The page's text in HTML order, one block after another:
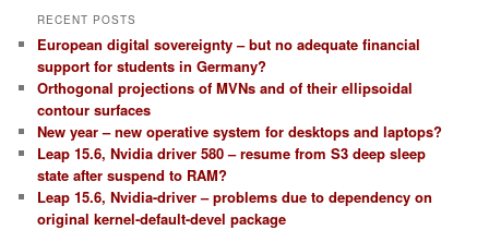
RECENT POSTS
European digital sovereignty – but no adequate financial
support for students in Germany?
Orthogonal projections of MVNs and of their ellipsoidal
contour surfaces
New year – new operative system for desktops and laptops?
Leap 15.6, Nvidia driver 580 – resume from S3 deep sleep
state after suspend to RAM?
Leap 15.6, Nvidia-driver – problems due to dependency on
original kernel-default-devel package